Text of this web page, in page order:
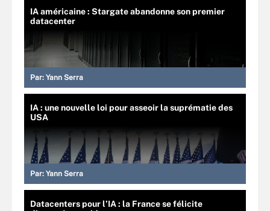
IA américaine : Stargate abandonne son premier
datacenter
Par: Yann Serra
IA : une nouvelle loi pour asseoir la suprématie des
USA
Par: Yann Serra
Datacenters pour l’IA : la France se félicite